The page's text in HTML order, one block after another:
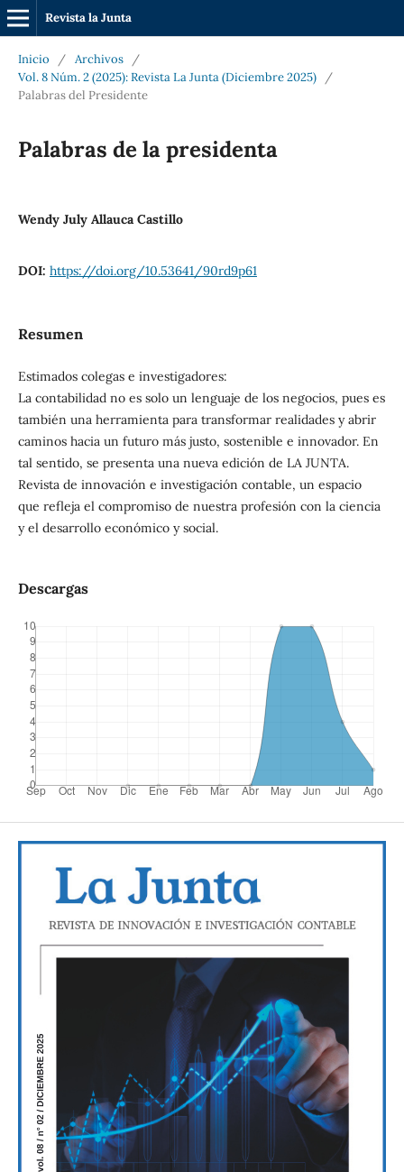
Revista la Junta
Inicio / Archivos
/
Vol. 8 Núm. 2 (2025): Revista La Junta (Diciembre 2025)
/
Palabras del Presidente
Palabras de la presidenta
Wendy July Allauca Castillo
DOI: https://doi.org/10.53641/90rd9p61
Resumen
Estimados colegas e investigadores:
La contabilidad no es solo un lenguaje de los negocios, pues es
también una herramienta para transformar realidades y abrir
caminos hacia un futuro más justo, sostenible e innovador. En
tal sentido, se presenta una nueva edición de LA JUNTA.
Revista de innovación e investigación contable, un espacio
que refleja el compromiso de nuestra profesión con la ciencia
y el desarrollo económico y social.
Descargas